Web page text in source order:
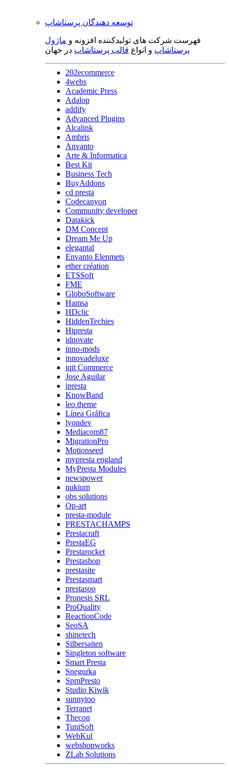
توسعه دهندگان پرستاشاپ
فهرست شرکت های تولیدکننده افزونه و ماژول
پرستاشاپ و انواع قالب پرستاشاپ در جهان
202ecommerce
4webs
Academic Press
Adalop
addify
Advanced Plugins
Alcalink
Ambris
Anvanto
Arte & Informatica
Best Kit
Business Tech
BuyAddons
cd presta
Codecanyon
Community developer
Datakick
DM Concept
Dream Me Up
elegantal
Envanto Elenmets
ether création
ETSSoft
FME
GloboSoftware
Hamsa
HDclic
HiddenTechies
Hipresta
idnovate
inno-mods
innovadeluxe
iqit Commerce
Jose Aguilar
jpresta
KnowBand
leo theme
Línea Gráfica
lyondev
Mediacom87
MigrationPro
Motionseed
mypresta england
MyPresta Modules
newspower
nukium
obs solutions
Op-art
presta-module
PRESTACHAMPS
Prestacraft
PrestaEG
Prestarocket
Prestashop
prestasite
Prestasmart
prestasoo
Pronesis SRL
ProQuality
ReactionCode
SeoSA
shinetech
Silbersaiten
Singleton software
Smart Presta
Snegurka
SpmPresto
Studio Kiwik
sunnytoo
Terranet
Thecon
TuniSoft
WebKul
webshopworks
ZLab Solutions